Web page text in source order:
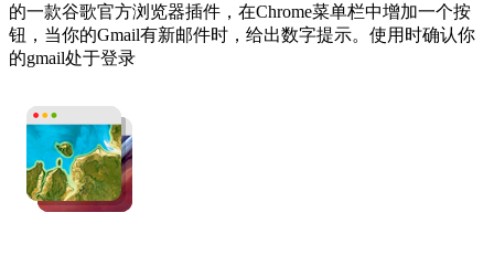
的一款谷歌官方浏览器插件，在Chrome菜单栏中增加一个按
钮，当你的Gmail有新邮件时，给出数字提示。使用时确认你
的gmail处于登录